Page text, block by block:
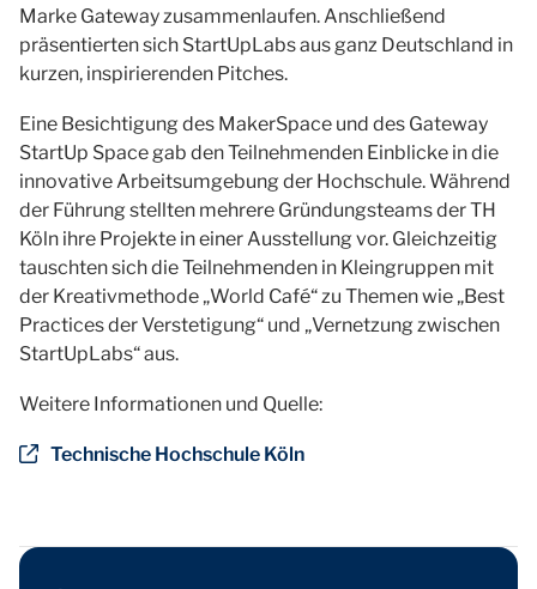
Marke Gateway zusammenlaufen. Anschließend
präsentierten sich StartUpLabs aus ganz Deutschland in
kurzen, inspirierenden Pitches.
Eine Besichtigung des MakerSpace und des Gateway
StartUp Space gab den Teilnehmenden Einblicke in die
innovative Arbeitsumgebung der Hochschule. Während
der Führung stellten mehrere Gründungsteams der TH
Köln ihre Projekte in einer Ausstellung vor. Gleichzeitig
tauschten sich die Teilnehmenden in Kleingruppen mit
der Kreativmethode „World Café“ zu Themen wie „Best
Practices der Verstetigung“ und „Vernetzung zwischen
StartUpLabs“ aus.
Weitere Informationen und Quelle:
Technische Hochschule Köln